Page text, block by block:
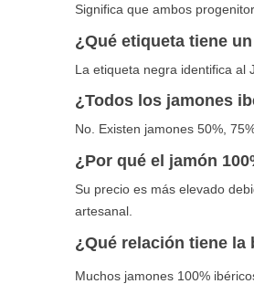
Significa que ambos
¿Qué etiqueta tiene
La etiqueta negra identifica al
¿Todos los jamones
No. Existen jamones 50%,
¿Por qué el jamón
Su precio es más elevado
artesanal.
¿Qué relación tiene la
Muchos jamones 100%